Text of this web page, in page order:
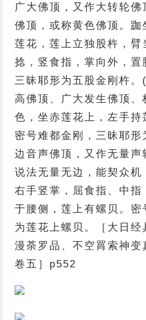
广大佛顶，又作大转轮
佛顶，或称黄色佛顶。
莲花，莲上立独股杵，
捻，竖食指，掌向外，
三昧耶形为五股金刚杵
高佛顶、广大发生佛顶
色，坐赤莲花上，左手持
密号难都金刚，三昧耶
边音声佛顶，又作无量声
说法无量无边，能契众机
右手竖掌，屈食指、中
于腰侧，莲上有螺贝。
为莲花上螺贝。［大日
漫荼罗品、不空罥索神
卷五］p552